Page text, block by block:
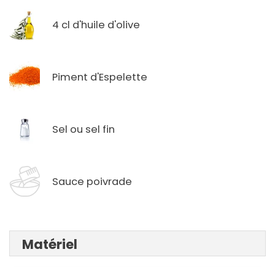
4 cl d'huile d'olive
Piment d'Espelette
Sel ou sel fin
Sauce poivrade
Matériel